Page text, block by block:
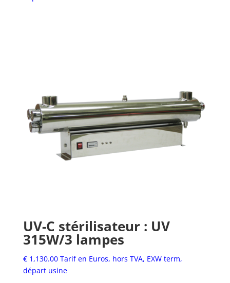
UV-C stérilisateur : UV
315W/3 lampes
€1,130.00 Tarif en Euros, hors TVA, EXW term,
départ usine